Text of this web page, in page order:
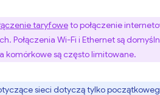
taryfoweto połączenie
Połączenia Wi-Fi i Ethernet są
komórkowe są często limitowane.
sieci dotyczą tylko